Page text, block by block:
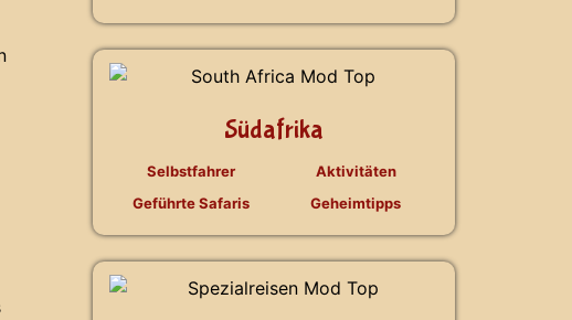
Südafrika
Selbstfahrer
Geführte Safaris
Aktivitäten
Geheimtipps